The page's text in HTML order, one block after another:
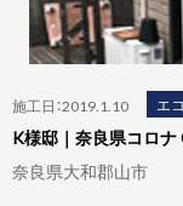
施工日：2019.1.10 エ
K様邸｜奈良県コロ
奈良県大和郡山市